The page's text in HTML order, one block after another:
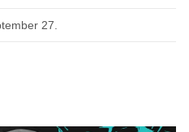
27.